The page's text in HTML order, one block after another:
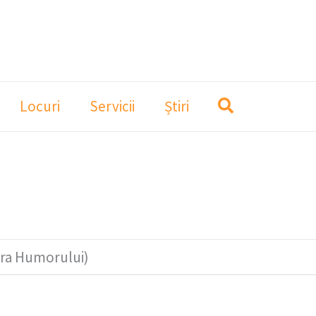
Locuri Servicii Știri
Humorului)